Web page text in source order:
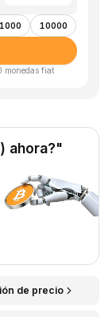
1000 10000
monedas fiat
ahora?"
de precio